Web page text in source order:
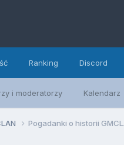
i moderatorzy Kalendarz
Ranking Discord
Pogadanki o historii